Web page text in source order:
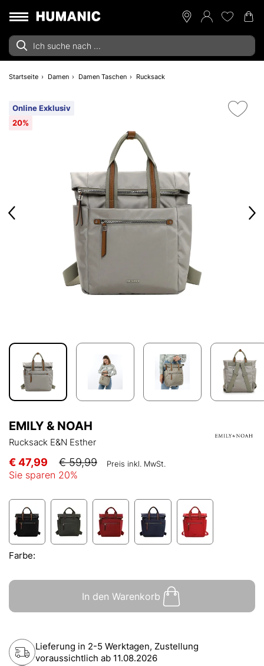
Startseite Damen Damen Taschen Rucksack
Online Exklusiv
20%
EMILY & NOAH
Rucksack E&N Esther
€ 47,99 € 59,99 Preis inkl. MwSt.
Sie sparen 20%
Farbe:
In den Warenkorb
Lieferung in 2-5 Werktagen, Zustellung
voraussichtlich ab 11.08.2026